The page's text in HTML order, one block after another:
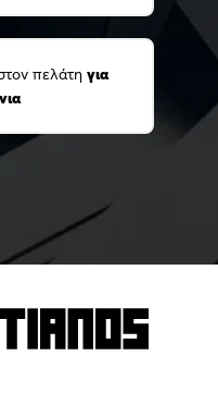
πελάτη για